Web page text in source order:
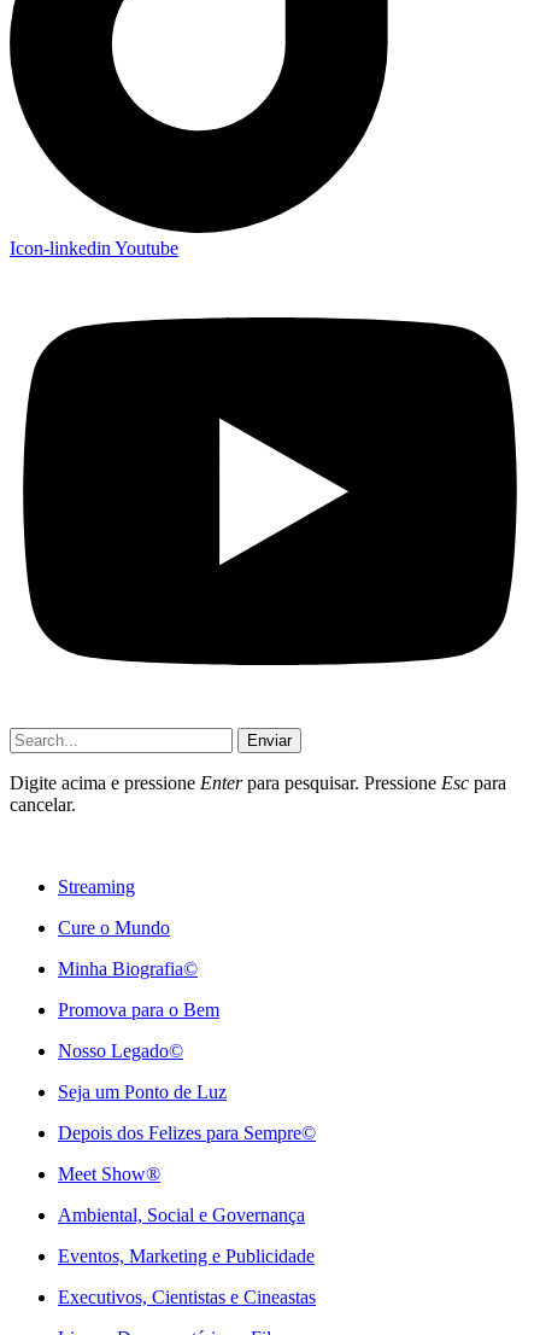
Icon-linkedin Youtube
Enviar
Digite acima e pressione Enterpara pesquisar. Pressione Esc para
cancelar.
Streaming
Cure o Mundo
Minha Biografia©
Promova para o Bem
Nosso Legado©
Seja um Ponto de Luz
Depois dos Felizes para Sempre©️
Meet Show®
Ambiental, Social e Governança
Eventos, Marketing e Publicidade
Executivos, Cientistas e Cineastas